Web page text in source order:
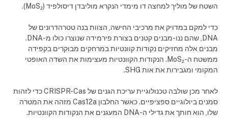
השטח של מוליך למחצה דו מימדי הנקרא מוליבדן דיסולפיד (MoS₂).
כדי למקם במדויק את מרכיבי החישה, הצוות בנה טטרהדרונים של
DNA, שהם ננו-מבנים קטנים בצורת פירמידה שנוצרו כולו מ-DNA.
מבנים אלה מחזיקים נקודות קוונטיות במרחקים מבוקרים בקפידה
ממשטח ה-MoS₂. הנקודות הקוונטיות מעצימות את השדה האופטי
המקומי ומגבירות את אות SHG.
לאחר מכן שולבה טכנולוגיית עריכת הגנים של CRISPR-Cas כדי לזהות
סמנים ביולוגיים ספציפיים. כאשר החלבון Cas12a מזהה את המטרה
שלו, הוא חותך את גדילי ה-DNA המעגנים את הנקודות הקוונטיות.